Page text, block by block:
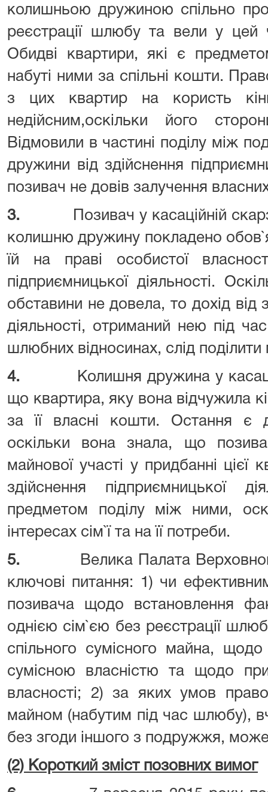
колишньою дружиною спільно
реєстрації шлюбу та вели у цей
Обидві квартири, які є
набуті ними за спільні кошти.
з цих квартир на користь
недійсним,оскільки його
Відмовили в частині поділу між
дружини від здійснення
позивач не довів залучення
3.
Позивач у касаційній
колишню дружину покладено
їй на праві особистої
підприємницької діяльності.
обставини не довела, то дохід від
діяльності, отриманий нею під
шлюбних відносинах, слід
4.
Колишня дружина у
що квартира, яку вона відчужила
за її власні кошти. Остання є
оскільки вона знала, що
майнової участі у придбанні цієї
здійснення підприємницької
предметом поділу між ними,
інтересах сім`ї та на її потреби.
5.
Велика Палата
ключові питання: 1) чи
позивача щодо встановлення
однією сім`єю без реєстрації
спільного сумісного майна,
сумісною власністю та щодо
власності; 2) за яких умов
майном (набутим під час шлюбу),
без згоди іншого з подружжя,
(2) Короткий зміст позовних вимог